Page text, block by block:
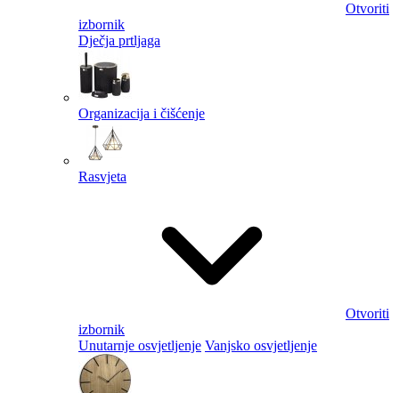
Otvoriti
izbornik
Dječja prtljaga
Organizacija i čišćenje
Rasvjeta
Otvoriti
izbornik
Unutarnje osvjetljenje Vanjsko osvjetljenje